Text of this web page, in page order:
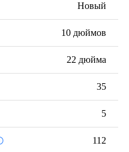
Новый
10 дюймов
22 дюйма
35
5
112